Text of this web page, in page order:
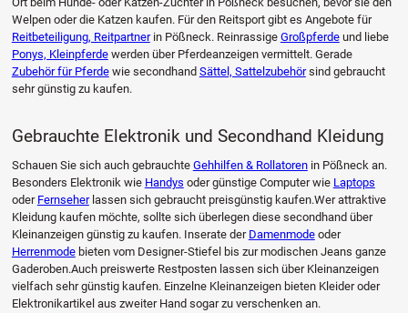
Welpen oder die Katzen kaufen. Für den Reitsport gibt es Angebote für
Reitbeteiligung, Reitpartnerin Pößneck. Reinrassige Großpferdeund liebe
Ponys, Kleinpferdewerden über Pferdeanzeigen vermittelt. Gerade
Zubehör für Pferdewie secondhand Sättel, Sattelzubehörsind gebraucht
sehr günstig zu kaufen.
Gebrauchte Elektronik und Secondhand Kleidung
Schauen Sie sich auch gebrauchte Gehhilfen & Rollatorenin Pößneck an.
Besonders Elektronik wie Handys oder günstige Computer wie Laptops
oder Fernseherlassen sich gebraucht preisgünstig kaufen.Wer attraktive
Kleidung kaufen möchte, sollte sich überlegen diese secondhand über
Kleinanzeigen günstig zu kaufen. Inserate der Damenmodeoder
Herrenmodebieten vom Designer-Stiefel bis zur modischen Jeans ganze
Gaderoben.Auch preiswerte Restposten lassen sich über Kleinanzeigen
vielfach sehr günstig kaufen. Einzelne Kleinanzeigen bieten Kleider oder
Elektronikartikel aus zweiter Hand sogar zu verschenken an.